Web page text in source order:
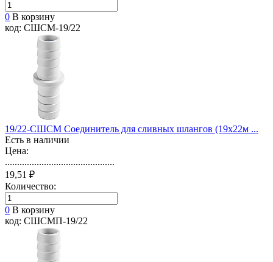
0 В корзину
код: СШСМ-19/22
19/22-СШСМ Соединитель для сливных шлангов (19х22м ...
Есть в наличии
Цена:
.............................................
19,51 ₽
Количество:
0 В корзину
код: СШСМП-19/22